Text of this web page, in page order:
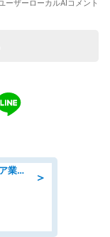
＞
08月開始/「土日祝休み」ヘルスケア業界の産業保健師/高時給/未経験OK/要資格:保健師、正看護師